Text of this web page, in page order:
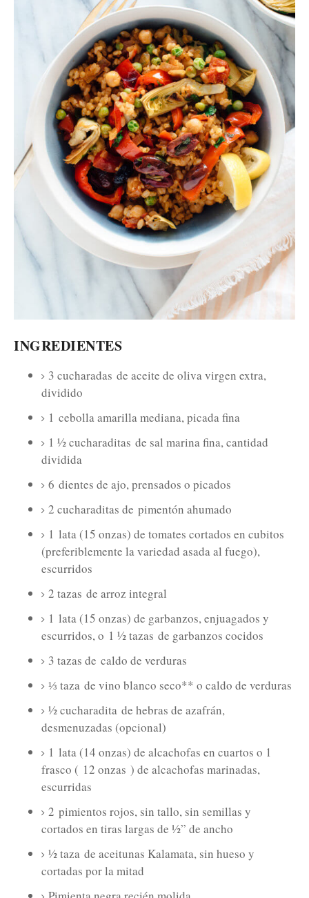
INGREDIENTES
3 cucharadas de aceite de oliva virgen extra,
dividido
1 cebolla amarilla mediana, picada fina
1 ½ cucharaditas de sal marina fina, cantidad
dividida
6 dientes de ajo, prensados ​​o picados
2 cucharaditas de pimentón ahumado
1 lata (15 onzas) de tomates cortados en cubitos
(preferiblemente la variedad asada al fuego),
escurridos
2 tazas de arroz integral
1 lata (15 onzas) de garbanzos, enjuagados y
escurridos, o 1 ½ tazas de garbanzos cocidos
3 tazas de caldo de verduras
⅓ taza de vino blanco seco** o caldo de verduras
½ cucharadita de hebras de azafrán,
desmenuzadas (opcional)
1 lata (14 onzas) de alcachofas en cuartos o 1
frasco ( 12 onzas ) de alcachofas marinadas,
escurridas
2 pimientos rojos, sin tallo, sin semillas y
cortados en tiras largas de ½” de ancho
½ taza de aceitunas Kalamata, sin hueso y
cortadas por la mitad